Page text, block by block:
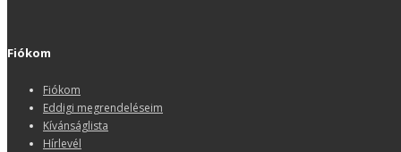
Fiókom
Fiókom
Eddigi megrendeléseim
Kívánságlista
Hírlevél